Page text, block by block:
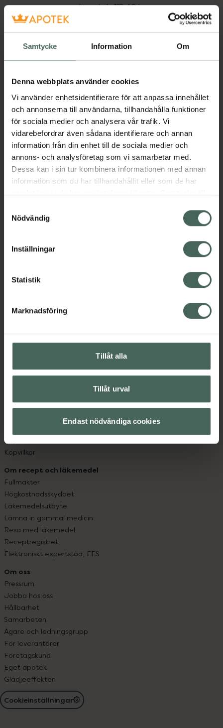
Samtycke Information Om
Denna webbplats använder cookies
Vi använder enhetsidentifierare för att anpassa innehållet
och annonserna till användarna, tillhandahålla funktioner
för sociala medier och analysera vår trafik. Vi
vidarebefordrar även sådana identifierare och annan
information från din enhet till de sociala medier och
annons- och analysföretag som vi samarbetar med.
Dessa kan i sin tur kombinera informationen med annan
information som du har tillhandahållit eller som de har
samlat in när du har använt deras tjänster. Samtycke till
återkalla ditt samtycke via webbplatsens
cookieinställningar. Ett återkallat samtycke påverkar inte
lagligheten av behandling som skett innan återkallelsen.
Nödvändig
Inställningar
Statistik
Marknadsföring
Tillåt alla
Tillåt urval
Endast nödvändiga cookies
I apotek:112,49 kr
Köp via ditt recept
Beskrivning Dölj
Läs alltid bipacksedeln innan
användning.
06432100034793
syd till Lappland i norr, och online i mobilen och på
hjälpa just dig att må lite bättre. Välkommen att prata
Kundservice
Vanliga frågor
Leverans, betalning och retur
App
Köpvillkor
Om recept och läkemedel
Fullmakter
Högkostnadsskyddet
Läkemedelsutbyte
Lämna in gammal medicin
Resa med läkemedel
Receptregistret
Elektroniskt expertstöd, EES
Om oss
Pressrum
Jobba hos oss
Hållbarhet
Samarbeten
Ägare och ledningsgrupp
För leverantörer
Företagskund
Eget apotek
Glädjeeffekten
Cookieinställningar